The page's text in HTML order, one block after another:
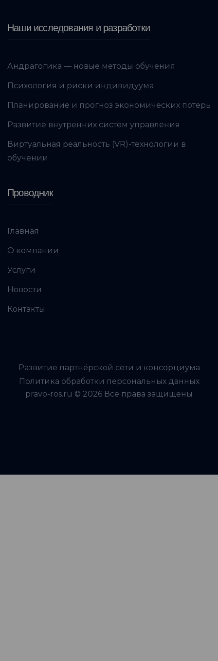
Наши исследования и разработки
Андрагогика — новые методы обучения
Психология и риски индивидуума
Планирование и прогноз экономических потерь
Развитие внутренних систем управления
Виртуальная реальность (VR)-технологии в
обучении
Проводник
Главная
О компании
Услуги
Новости
Контакты
Развитие партнёрской сети и консорциума
Политика обработки персональных данных
pravo-ros.ru © 2026 Все права защищены